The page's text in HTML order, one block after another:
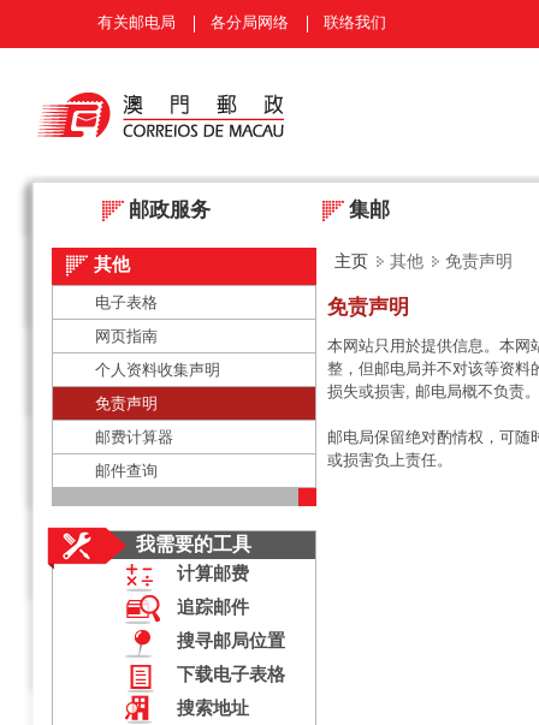
有关邮电局 各分局网络 联络我们
邮政服务 集邮
其他
电子表格
网页指南
个人资料收集声明
免责声明
邮费计算器
邮件查询
我需要的工具
计算邮费
追踪邮件
搜寻邮局位置
下载电子表格
搜索地址
主页 其他 免责声明
免责声明
本网站只用於提供信息。本网
整，但邮电局并不对该等资料
损失或损害, 邮电局概不负责
邮电局保留绝对酌情权，可
或损害负上责任。